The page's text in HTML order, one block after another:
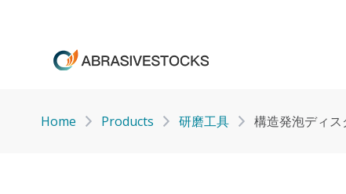
Home Products 研磨工具 構造発泡ディス